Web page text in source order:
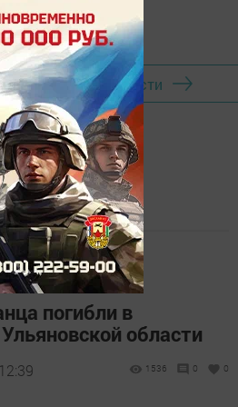
на страницу новости
погибли в
области
1536 0 0